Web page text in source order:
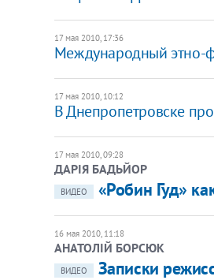
17 мая 2010, 17:36
Международный этно-
17 мая 2010, 10:12
В Днепропетровске
17 мая 2010, 09:28
ДАРІЯ БАДЬЙОР
ВИДЕО «Робин Гуд»
16 мая 2010, 11:18
АНАТОЛІЙ БОРСЮК
ВИДЕО Записки